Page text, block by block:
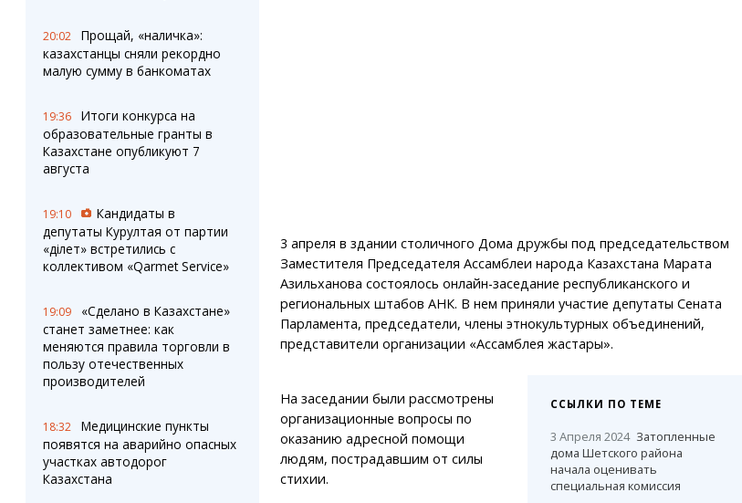
20:02
Прощай, «наличка»:
казахстанцы сняли рекордно
малую сумму в банкоматах
19:36
Итоги конкурса на
образовательные гранты в
Казахстане опубликуют 7
августа
19:10
Кандидаты в
депутаты Курултая от партии
«Әділет» встретились с
коллективом «Qarmet Service»
19:09
«Сделано в Казахстане»
станет заметнее: как
меняются правила торговли в
пользу отечественных
производителей
18:32
Медицинские пункты
появятся на аварийно опасных
участках автодорог
Казахстана
3 апреля в здании столичного Дома дружбы под председательством
Заместителя Председателя Ассамблеи народа Казахстана Марата
Азильханова состоялось онлайн-заседание республиканского и
региональных штабов АНК. В нем приняли участие депутаты Сената
Парламента, председатели, члены этнокультурных объединений,
представители организации «Ассамблея жастары».
ССЫЛКИ ПО ТЕМЕ
3 Апреля 2024 Затопленные
дома Шетского района
начала оценивать
специальная комиссия
На заседании были рассмотрены
организационные вопросы по
оказанию адресной помощи
людям, пострадавшим от силы
стихии.